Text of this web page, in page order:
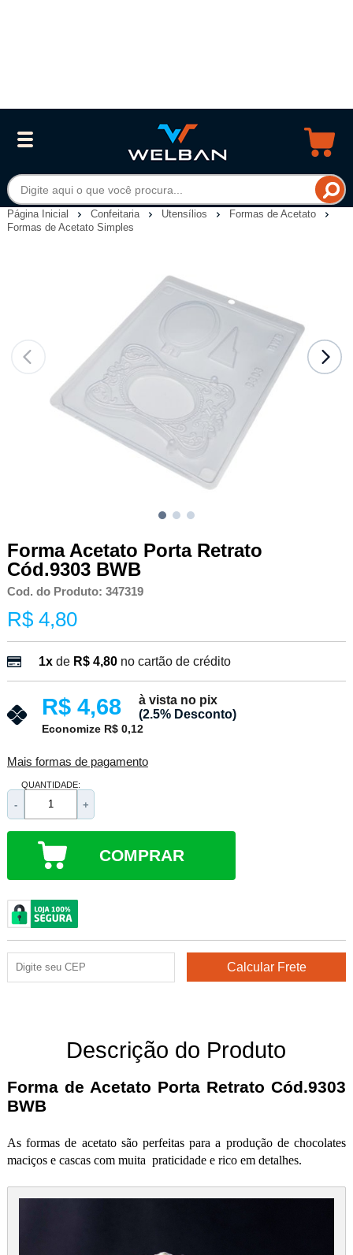
Página Inicial Confeitaria Utensílios
Formas de Acetato
Formas de Acetato Simples
Forma Acetato Porta Retrato
Cód.9303 BWB
Cod. do Produto: 347319
R$ 4,80
1xde R$ 4,80 no cartão de crédito
R$ 4,68
à vista no pix
(2.5% Desconto)
Economize R$ 0,12
Mais formas de pagamento
QUANTIDADE:
- +
COMPRAR
Descrição do Produto
Forma de Acetato Porta Retrato Cód.9303
BWB
As formas de acetato são perfeitas para a produção de chocolates
maciços e cascas com muita praticidade e rico em detalhes.